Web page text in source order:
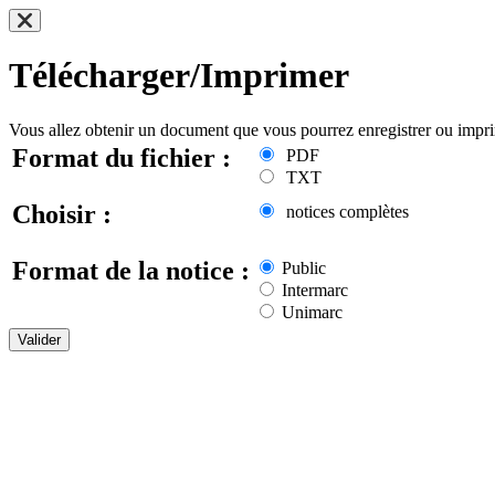
Télécharger/Imprimer
Vous allez obtenir un document que vous pourrez enregistrer ou
Format du fichier :
PDF
TXT
Choisir : notices complètes
Format de la notice :
Public
Intermarc
Unimarc